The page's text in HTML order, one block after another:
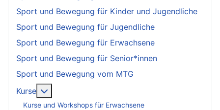
Sport und Bewegung für Kinder und Jugendliche
Sport und Bewegung für Jugendliche
Sport und Bewegung für Erwachsene
Sport und Bewegung für Senior*innen
Sport und Bewegung vom MTG
Kurse
Kurse und Workshops für Erwachsene